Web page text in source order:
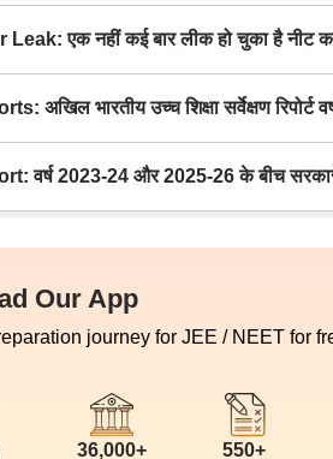
एक नहीं कई बार लीक हो चुका है नीट
अखिल भारतीय उच्च शिक्षा सर्वेक्षण
वर्ष 2023-24 और 2025-26 के बीच
Our App
journey for JEE / NEET for
36,000+ 550+